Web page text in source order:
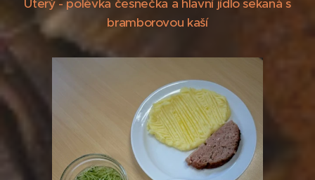
Úterý - polévka česnečka a hlavní jídlo sekaná s
bramborovou kaší